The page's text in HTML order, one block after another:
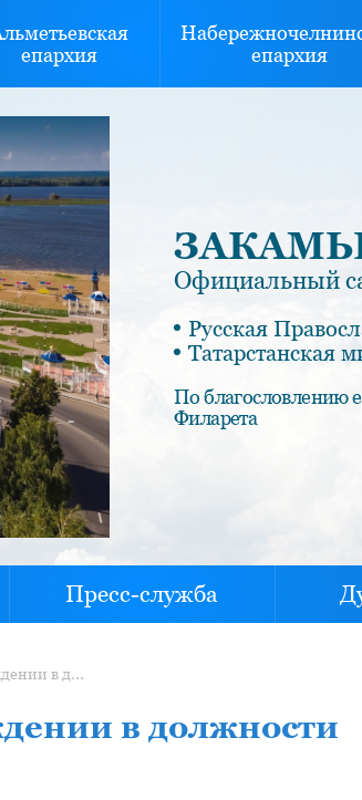
епархия
епархия
Официальный
Русская
Татарстанская
По благословлению
Филарета
Пресс-служба
Распоряжение №05 Об утверждении в должности священника Сергия Егорова
в должности